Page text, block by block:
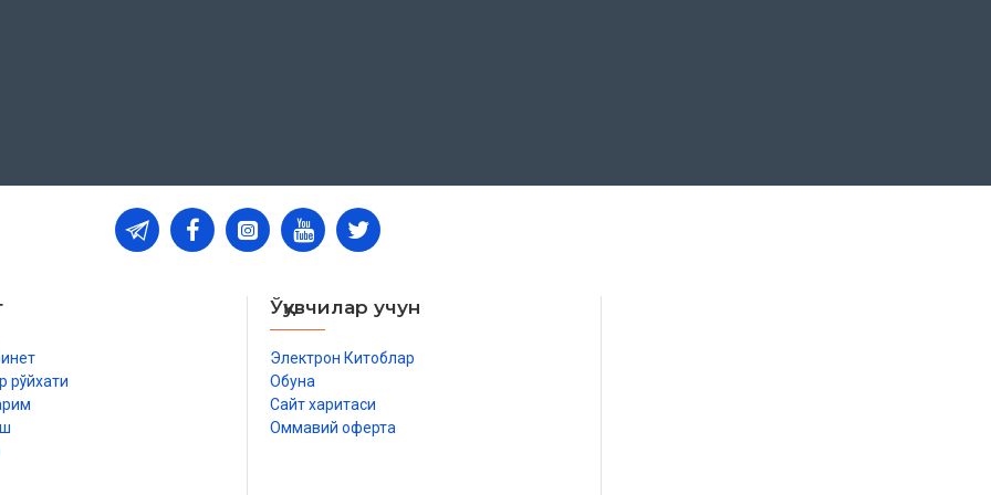
рўйхати
Ўқувчилар учун
Электрон Китоблар
Обуна
Сайт харитаси
Оммавий оферта